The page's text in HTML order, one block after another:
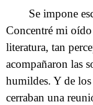
Se impone
Concentré mi
literatura, tan
acompañaron las
humildes. Y de los
cerraban una